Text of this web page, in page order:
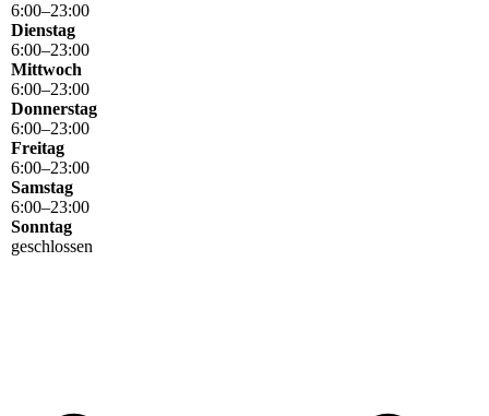
6:00–23:00
Dienstag
6:00–23:00
Mittwoch
6:00–23:00
Donnerstag
6:00–23:00
Freitag
6:00–23:00
Samstag
6:00–23:00
Sonntag
geschlossen